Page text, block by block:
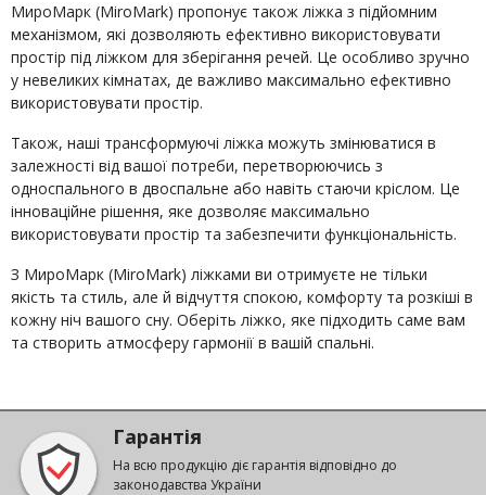
МироМарк (MiroMark) пропонує також ліжка з підйомним
механізмом, які дозволяють ефективно використовувати
простір під ліжком для зберігання речей. Це особливо зручно
у невеликих кімнатах, де важливо максимально ефективно
використовувати простір.
Також, наші трансформуючі ліжка можуть змінюватися в
залежності від вашої потреби, перетворюючись з
односпального в двоспальне або навіть стаючи кріслом. Це
інноваційне рішення, яке дозволяє максимально
використовувати простір та забезпечити функціональність.
З МироМарк (MiroMark) ліжками ви отримуєте не тільки
якість та стиль, але й відчуття спокою, комфорту та розкіші в
кожну ніч вашого сну. Оберіть ліжко, яке підходить саме вам
та створить атмосферу гармонії в вашій спальні.
Гарантія
На всю продукцію діє гарантія відповідно до
законодавства України